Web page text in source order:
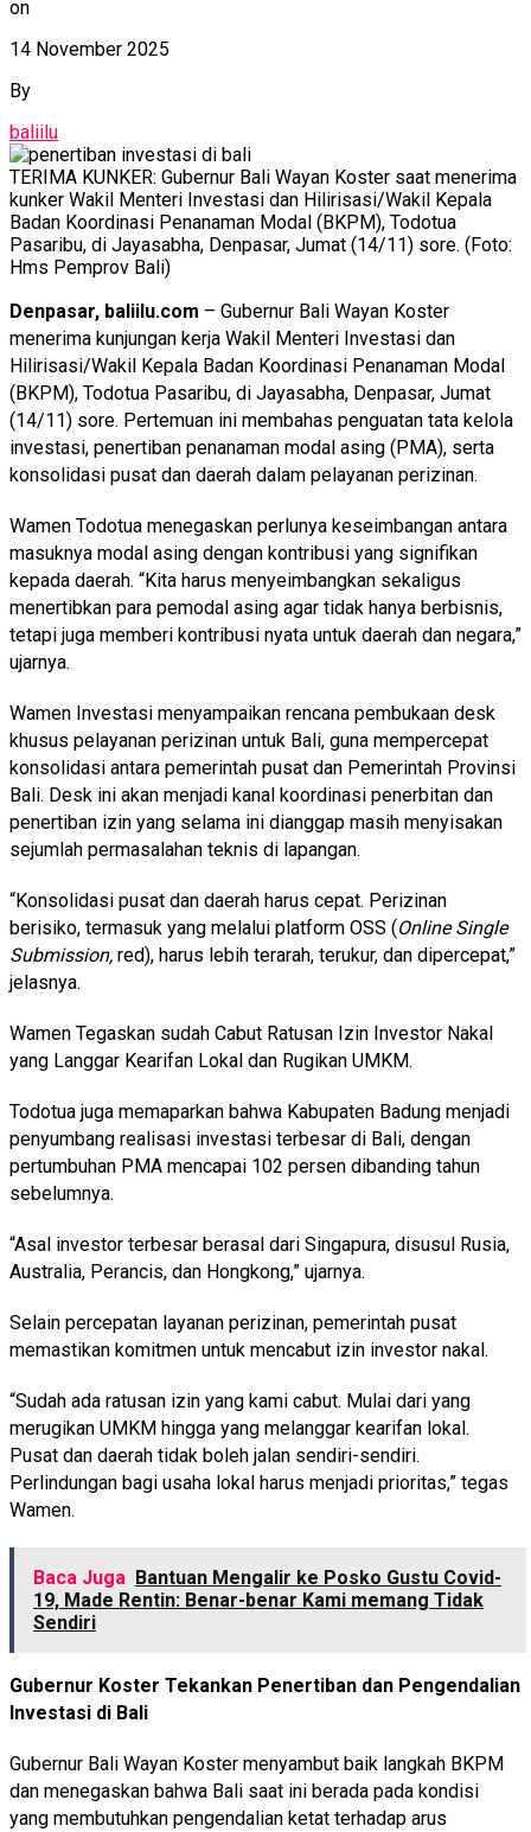
on
14 November 2025
By
baliilu
TERIMA KUNKER: Gubernur Bali Wayan Koster saat menerima
kunker Wakil Menteri Investasi dan Hilirisasi/Wakil Kepala
Badan Koordinasi Penanaman Modal (BKPM), Todotua
Pasaribu, di Jayasabha, Denpasar, Jumat (14/11) sore. (Foto:
Hms Pemprov Bali)
Denpasar, baliilu.com – Gubernur Bali Wayan Koster
menerima kunjungan kerja Wakil Menteri Investasi dan
Hilirisasi/Wakil Kepala Badan Koordinasi Penanaman Modal
(BKPM), Todotua Pasaribu, di Jayasabha, Denpasar, Jumat
(14/11) sore. Pertemuan ini membahas penguatan tata kelola
investasi, penertiban penanaman modal asing (PMA), serta
konsolidasi pusat dan daerah dalam pelayanan perizinan.
Wamen Todotua menegaskan perlunya keseimbangan antara
masuknya modal asing dengan kontribusi yang signifikan
kepada daerah. “Kita harus menyeimbangkan sekaligus
menertibkan para pemodal asing agar tidak hanya berbisnis,
tetapi juga memberi kontribusi nyata untuk daerah dan negara,”
ujarnya.
Wamen Investasi menyampaikan rencana pembukaan desk
khusus pelayanan perizinan untuk Bali, guna mempercepat
konsolidasi antara pemerintah pusat dan Pemerintah Provinsi
Bali. Desk ini akan menjadi kanal koordinasi penerbitan dan
penertiban izin yang selama ini dianggap masih menyisakan
sejumlah permasalahan teknis di lapangan.
“Konsolidasi pusat dan daerah harus cepat. Perizinan
berisiko, termasuk yang melalui platform OSS (Online Single
Submission, red), harus lebih terarah, terukur, dan dipercepat,”
jelasnya.
Wamen Tegaskan sudah Cabut Ratusan Izin Investor Nakal
yang Langgar Kearifan Lokal dan Rugikan UMKM.
Todotua juga memaparkan bahwa Kabupaten Badung menjadi
penyumbang realisasi investasi terbesar di Bali, dengan
pertumbuhan PMA mencapai 102 persen dibanding tahun
sebelumnya.
“Asal investor terbesar berasal dari Singapura, disusul Rusia,
Australia, Perancis, dan Hongkong,” ujarnya.
Selain percepatan layanan perizinan, pemerintah pusat
memastikan komitmen untuk mencabut izin investor nakal.
“Sudah ada ratusan izin yang kami cabut. Mulai dari yang
merugikan UMKM hingga yang melanggar kearifan lokal.
Pusat dan daerah tidak boleh jalan sendiri-sendiri.
Perlindungan bagi usaha lokal harus menjadi prioritas,” tegas
Wamen.
Baca Juga Bantuan Mengalir ke Posko Gustu Covid-
19, Made Rentin: Benar-benar Kami memang Tidak
Sendiri
Gubernur Koster Tekankan Penertiban dan Pengendalian
Investasi di Bali
Gubernur Bali Wayan Koster menyambut baik langkah BKPM
dan menegaskan bahwa Bali saat ini berada pada kondisi
yang membutuhkan pengendalian ketat terhadap arus